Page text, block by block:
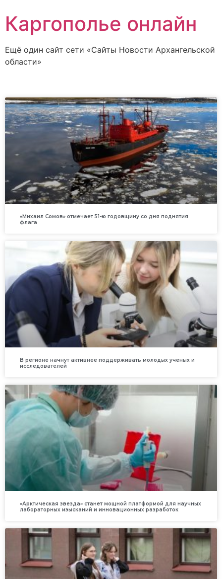
Каргополье онлайн
Ещё один сайт сети «Сайты Новости Архангельской
области»
«Михаил Сомов» отмечает 51-ю годовщину со дня поднятия
флага
В регионе начнут активнее поддерживать молодых ученых и
исследователей
«Арктическая звезда» станет мощной платформой для научных
лабораторных изысканий и инновационных разработок